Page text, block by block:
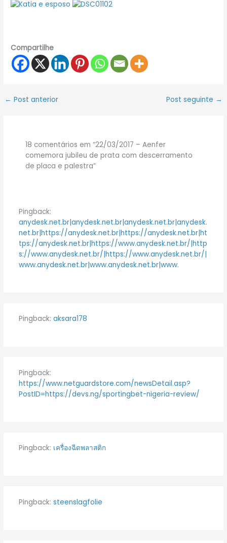
Compartilhe
← Post anterior Post seguinte →
18 comentários em “22/03/2017 – Aenfer
comemora jubileu de prata com descerramento
de placa e palestra”
Pingback:
anydesk.net.br|anydesk.net.br|anydesk.net.br|anydesk.
net.br|https://anydesk.net.br|https://anydesk.net.br|ht
tps://anydesk.net.br|https://www.anydesk.net.br/|http
s://www.anydesk.net.br/|https://www.anydesk.net.br/|
www.anydesk.net.br|www.anydesk.net.br|www.
Pingback: aksara178
Pingback:
https://www.netguardstore.com/newsDetail.asp?
PostID=https://devs.ng/sportingbet-nigeria-review/
Pingback: เครื่องฉีดพลาสติก
Pingback: steenslagfolie